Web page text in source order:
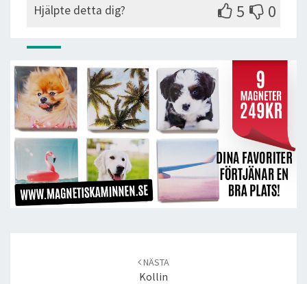
Hjälpte detta dig? 5 0
NÄSTA
Kollin